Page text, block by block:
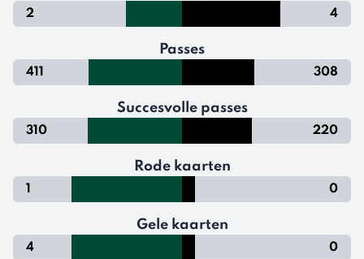
2 4
Passes
411 308
Succesvolle passes
310 220
Rode kaarten
1 0
Gele kaarten
4 0